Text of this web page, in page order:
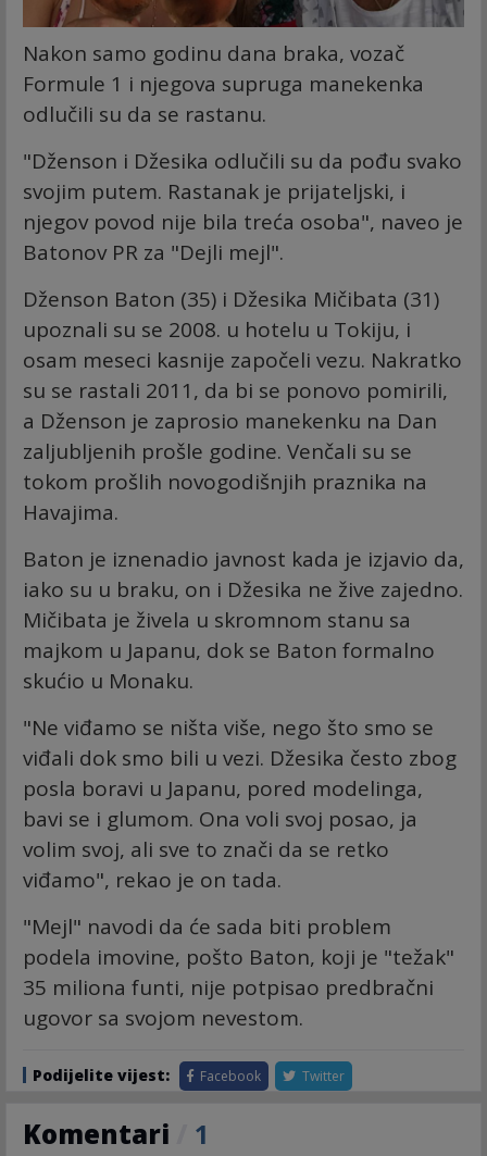
Nakon samo godinu dana braka, vozač
Formule 1 i njegova supruga manekenka
odlučili su da se rastanu.
"Dženson i Džesika odlučili su da pođu svako
svojim putem. Rastanak je prijateljski, i
njegov povod nije bila treća osoba", naveo je
Batonov PR za "Dejli mejl".
Dženson Baton (35) i Džesika Mičibata (31)
upoznali su se 2008. u hotelu u Tokiju, i
osam meseci kasnije započeli vezu. Nakratko
su se rastali 2011, da bi se ponovo pomirili,
a Dženson je zaprosio manekenku na Dan
zaljubljenih prošle godine. Venčali su se
tokom prošlih novogodišnjih praznika na
Havajima.
Baton je iznenadio javnost kada je izjavio da,
iako su u braku, on i Džesika ne žive zajedno.
Mičibata je živela u skromnom stanu sa
majkom u Japanu, dok se Baton formalno
skućio u Monaku.
"Ne viđamo se ništa više, nego što smo se
viđali dok smo bili u vezi. Džesika često zbog
posla boravi u Japanu, pored modelinga,
bavi se i glumom. Ona voli svoj posao, ja
volim svoj, ali sve to znači da se retko
viđamo", rekao je on tada.
"Mejl" navodi da će sada biti problem
podela imovine, pošto Baton, koji je "težak"
35 miliona funti, nije potpisao predbračni
ugovor sa svojom nevestom.
Podijelite vijest: Facebook Twitter
Komentari 1